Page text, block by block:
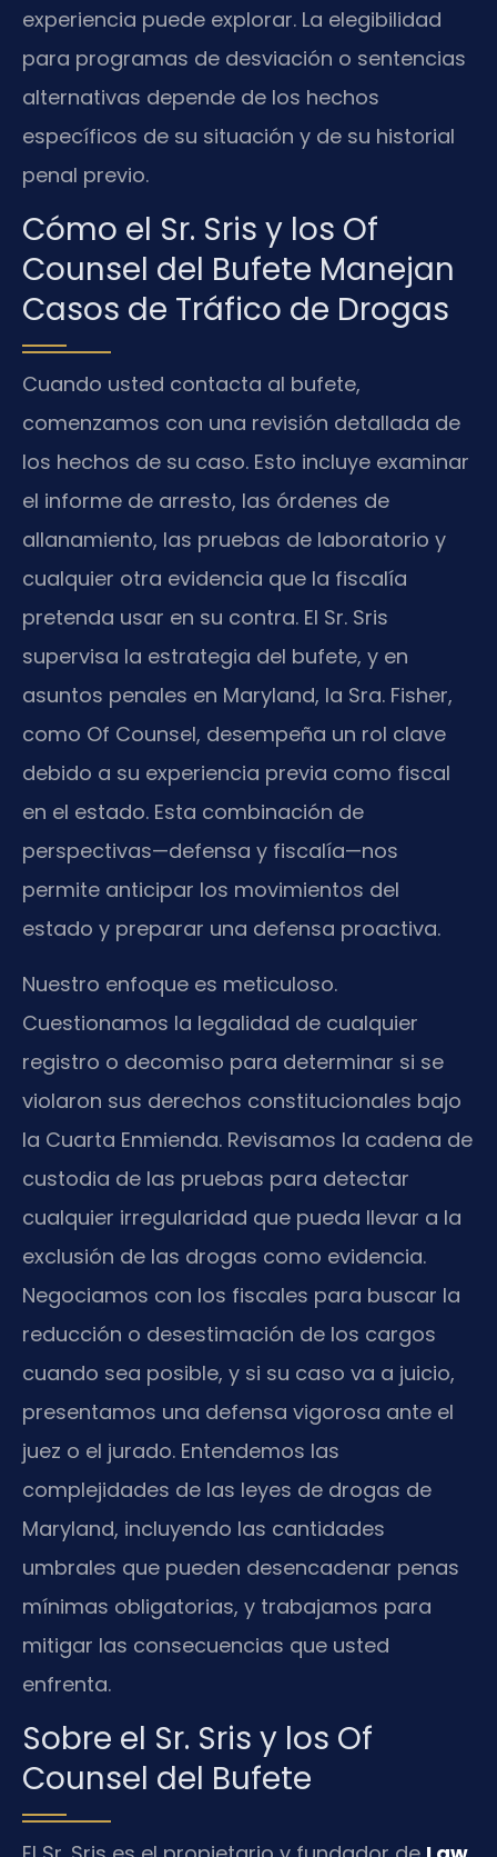
experiencia puede explorar. La elegibilidad
para programas de desviación o sentencias
alternativas depende de los hechos
específicos de su situación y de su historial
penal previo.
Cómo el Sr. Sris y los Of
Counsel del Bufete Manejan
Casos de Tráfico de Drogas
Cuando usted contacta al bufete,
comenzamos con una revisión detallada de
los hechos de su caso. Esto incluye examinar
el informe de arresto, las órdenes de
allanamiento, las pruebas de laboratorio y
cualquier otra evidencia que la fiscalía
pretenda usar en su contra. El Sr. Sris
supervisa la estrategia del bufete, y en
asuntos penales en Maryland, la Sra. Fisher,
como Of Counsel, desempeña un rol clave
debido a su experiencia previa como fiscal
en el estado. Esta combinación de
perspectivas—defensa y fiscalía—nos
permite anticipar los movimientos del
estado y preparar una defensa proactiva.
Nuestro enfoque es meticuloso.
Cuestionamos la legalidad de cualquier
registro o decomiso para determinar si se
violaron sus derechos constitucionales bajo
la Cuarta Enmienda. Revisamos la cadena de
custodia de las pruebas para detectar
cualquier irregularidad que pueda llevar a la
exclusión de las drogas como evidencia.
Negociamos con los fiscales para buscar la
reducción o desestimación de los cargos
cuando sea posible, y si su caso va a juicio,
presentamos una defensa vigorosa ante el
juez o el jurado. Entendemos las
complejidades de las leyes de drogas de
Maryland, incluyendo las cantidades
umbrales que pueden desencadenar penas
mínimas obligatorias, y trabajamos para
mitigar las consecuencias que usted
enfrenta.
Sobre el Sr. Sris y los Of
Counsel del Bufete